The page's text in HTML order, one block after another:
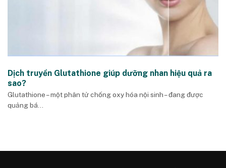
Dịch truyền Glutathione giúp dưỡng nhan hiệu quả ra
sao?
Glutathione – một phân tử chống oxy hóa nội sinh – đang được
quảng bá...